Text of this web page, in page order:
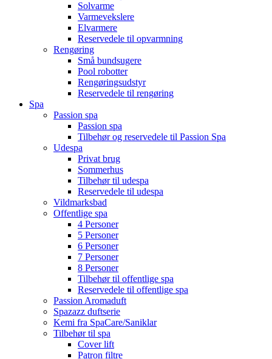
Solvarme
Varmevekslere
Elvarmere
Reservedele til opvarmning
Rengøring
Små bundsugere
Pool robotter
Rengøringsudstyr
Reservedele til rengøring
Spa
Passion spa
Passion spa
Tilbehør og reservedele til Passion Spa
Udespa
Privat brug
Sommerhus
Tilbehør til udespa
Reservedele til udespa
Vildmarksbad
Offentlige spa
4 Personer
5 Personer
6 Personer
7 Personer
8 Personer
Tilbehør til offentlige spa
Reservedele til offentlige spa
Passion Aromaduft
Spazazz duftserie
Kemi fra SpaCare/Saniklar
Tilbehør til spa
Cover lift
Patron filtre